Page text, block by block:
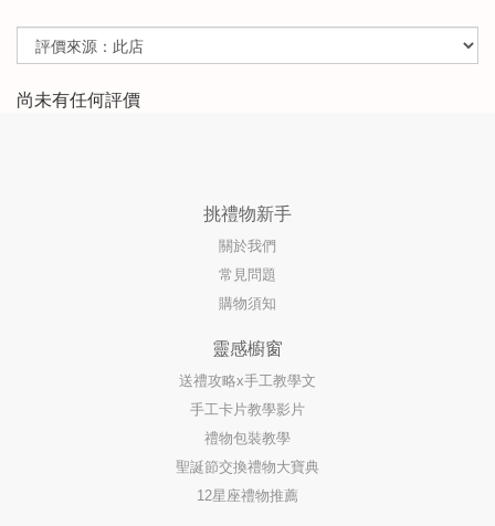
尚未有任何評價
挑禮物新手
關於我們
常見問題
購物須知
靈感櫥窗
送禮攻略x手工教學文
手工卡片教學影片
禮物包裝教學
聖誕節交換禮物大寶典
12星座禮物推薦